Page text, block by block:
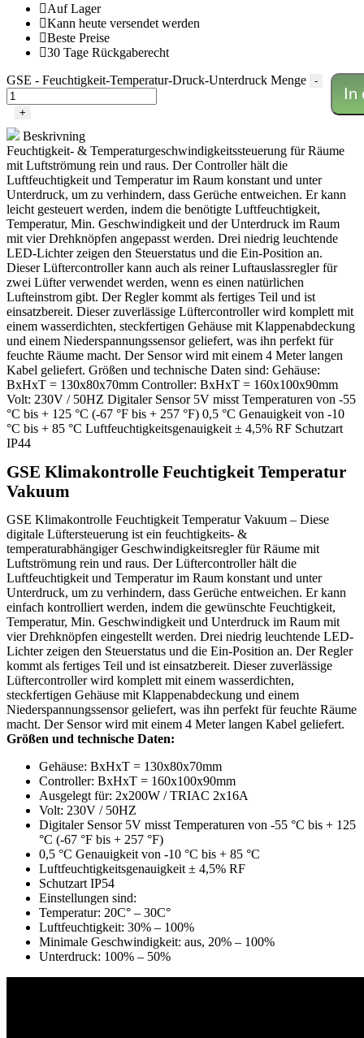
Auf Lager
Kann heute versendet werden
Beste Preise
30 Tage Rückgaberecht
GSE - Feuchtigkeit-Temperatur-Druck-Unterdruck Menge
-
+
Beskrivning
Feuchtigkeit- & Temperaturgeschwindigkeitssteuerung für Räume
mit Luftströmung rein und raus. Der Controller hält die
Luftfeuchtigkeit und Temperatur im Raum konstant und unter
Unterdruck, um zu verhindern, dass Gerüche entweichen. Er kann
leicht gesteuert werden, indem die benötigte Luftfeuchtigkeit,
Temperatur, Min. Geschwindigkeit und der Unterdruck im Raum
mit vier Drehknöpfen angepasst werden. Drei niedrig leuchtende
LED-Lichter zeigen den Steuerstatus und die Ein-Position an.
Dieser Lüftercontroller kann auch als reiner Luftauslassregler für
zwei Lüfter verwendet werden, wenn es einen natürlichen
Lufteinstrom gibt. Der Regler kommt als fertiges Teil und ist
einsatzbereit. Dieser zuverlässige Lüftercontroller wird komplett mit
einem wasserdichten, steckfertigen Gehäuse mit Klappenabdeckung
und einem Niederspannungssensor geliefert, was ihn perfekt für
feuchte Räume macht. Der Sensor wird mit einem 4 Meter langen
Kabel geliefert. Größen und technische Daten sind: Gehäuse:
BxHxT = 130x80x70mm Controller: BxHxT = 160x100x90mm
Volt: 230V / 50HZ Digitaler Sensor 5V misst Temperaturen von -55
°C bis + 125 °C (-67 °F bis + 257 °F) 0,5 °C Genauigkeit von -10
°C bis + 85 °C Luftfeuchtigkeitsgenauigkeit ± 4,5% RF Schutzart
IP44
GSE Klimakontrolle Feuchtigkeit Temperatur
Vakuum
GSE Klimakontrolle Feuchtigkeit Temperatur Vakuum – Diese
digitale Lüftersteuerung ist ein feuchtigkeits- &
temperaturabhängiger Geschwindigkeitsregler für Räume mit
Luftströmung rein und raus. Der Lüftercontroller hält die
Luftfeuchtigkeit und Temperatur im Raum konstant und unter
Unterdruck, um zu verhindern, dass Gerüche entweichen. Er kann
einfach kontrolliert werden, indem die gewünschte Feuchtigkeit,
Temperatur, Min. Geschwindigkeit und Unterdruck im Raum mit
vier Drehknöpfen eingestellt werden. Drei niedrig leuchtende LED-
Lichter zeigen den Steuerstatus und die Ein-Position an. Der Regler
kommt als fertiges Teil und ist einsatzbereit. Dieser zuverlässige
Lüftercontroller wird komplett mit einem wasserdichten,
steckfertigen Gehäuse mit Klappenabdeckung und einem
Niederspannungssensor geliefert, was ihn perfekt für feuchte Räume
macht. Der Sensor wird mit einem 4 Meter langen Kabel geliefert.
Größen und technische Daten:
Gehäuse: BxHxT = 130x80x70mm
Controller: BxHxT = 160x100x90mm
Ausgelegt für: 2x200W / TRIAC 2x16A
Volt: 230V / 50HZ
Digitaler Sensor 5V misst Temperaturen von -55 °C bis + 125
°C (-67 °F bis + 257 °F)
0,5 °C Genauigkeit von -10 °C bis + 85 °C
Luftfeuchtigkeitsgenauigkeit ± 4,5% RF
Schutzart IP54
Einstellungen sind:
Temperatur: 20C° – 30C°
Luftfeuchtigkeit: 30% – 100%
Minimale Geschwindigkeit: aus, 20% – 100%
Unterdruck: 100% – 50%